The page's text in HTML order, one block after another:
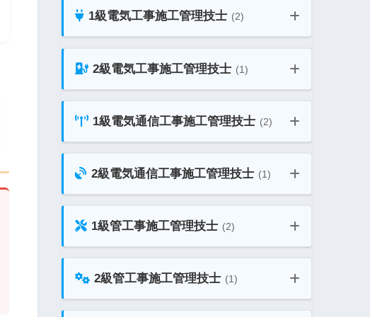
二級建築士 法規 過去問題 総合一覧
ド
ド
2級土木施工管理技士 教材ガイド
1級電気工事施工管理技士 (2)
1級電気工事施工管理技士 第一次検定
1級電気工事施工管理技士 第二次検定
2級電気工事施工管理技士 (1)
2級電気工事施工管理技士 教材ガイド
1級電気通信工事施工管理技士 (2)
1級電気通信工事施工管理技士 第一次
2級電気通信工事施工管理技士 (1)
2級電気通信工事施工管理技士 教材ガ
1級管工事施工管理技士 (2)
1級管工事施工管理技士 一次 教材ガ
2級管工事施工管理技士 (1)